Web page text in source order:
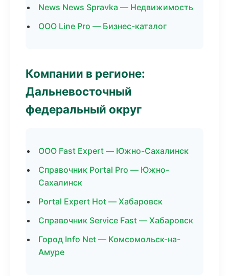
News News Spravka — Недвижимость
ООО Line Pro — Бизнес-каталог
Компании в регионе:
Дальневосточный
федеральный округ
ООО Fast Expert — Южно-Сахалинск
Справочник Portal Pro — Южно-
Сахалинск
Portal Expert Hot — Хабаровск
Справочник Service Fast — Хабаровск
Город Info Net — Комсомольск-на-
Амуре